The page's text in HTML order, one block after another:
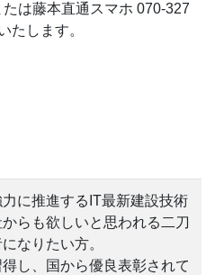
は藤本直通スマホ 070-327
たします。
に推進するIT最新建設技術
らも欲しいと思われる二刀
なりたい方。
し、国から優良表彰されて